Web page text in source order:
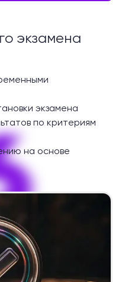
экзамена
экзамена
по критериям
на основе